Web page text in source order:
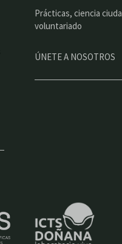
Prácticas, ciencia
voluntariado
ÚNETE A NOSOTROS